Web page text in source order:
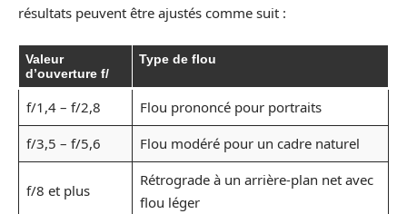
résultats peuvent être ajustés comme suit :
Valeur
d’ouverture f/
Type de flou
f/1,4 – f/2,8
Flou prononcé pour portraits
f/3,5 – f/5,6
Flou modéré pour un cadre naturel
f/8 et plus
Rétrograde à un arrière-plan net avec
flou léger